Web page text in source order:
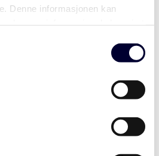
Denne informasjonen kan
kommunikasjon. Vi bruker bare
samtykke til, med unntak av
som må være til stede
nettsiden skal kunne fungere.
din bruk av tjenestene deres.
Ive Isaksen
Morten Grongstad